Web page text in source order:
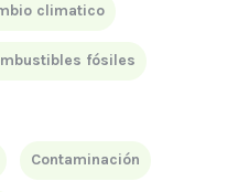
climatico
fósiles
Contaminación